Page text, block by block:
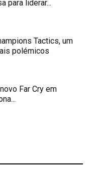
para liderar...
Tactics, um
polémicos
Far Cry em